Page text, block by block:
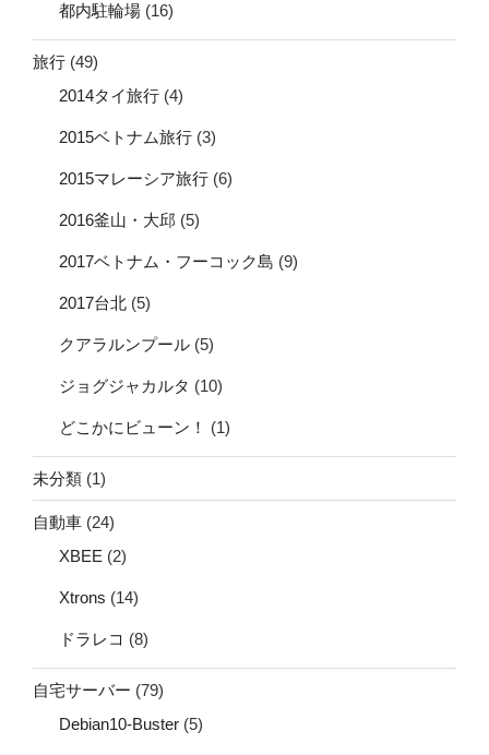
都内駐輪場 (16)
旅行 (49)
2014タイ旅行 (4)
2015ベトナム旅行 (3)
2015マレーシア旅行 (6)
2016釜山・大邱 (5)
2017ベトナム・フーコック島 (9)
2017台北 (5)
クアラルンプール (5)
ジョグジャカルタ (10)
どこかにビューン！ (1)
未分類 (1)
自動車 (24)
XBEE (2)
Xtrons (14)
ドラレコ (8)
自宅サーバー (79)
Debian10-Buster (5)